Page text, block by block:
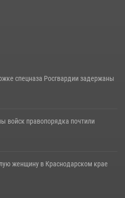
спецназа Росгвардии задержаны
войск правопорядка почтили
женщину в Краснодарском крае